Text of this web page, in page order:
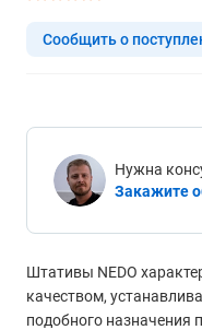
Сообщить о
Нужна
Закажите
Штативы NEDO
качеством,
подобного назначения